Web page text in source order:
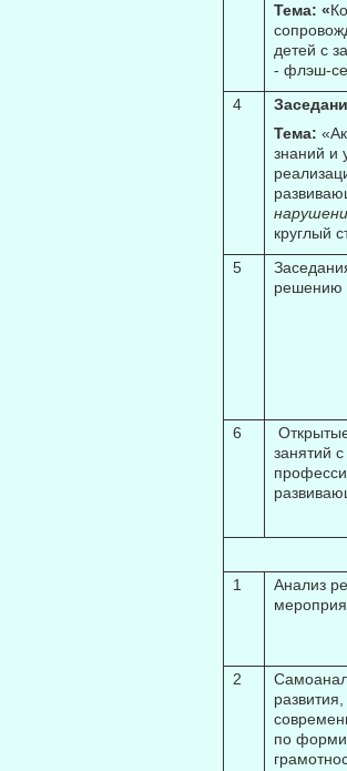
Тема: «
детей с
- флэш-
4
Тема:
знаний и
круглый
5
решению
6
занятий
IV.
1
Анализ
2
по